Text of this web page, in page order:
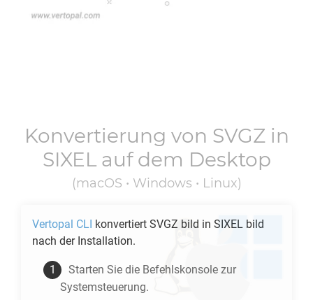
Konvertierung von SVGZin
SIXELauf dem Desktop
(macOS • Windows • Linux)
Vertopal CLI konvertiert SVGZ bild in SIXEL bild
nach der Installation.
Starten Sie die Befehlskonsole zur
Systemsteuerung.